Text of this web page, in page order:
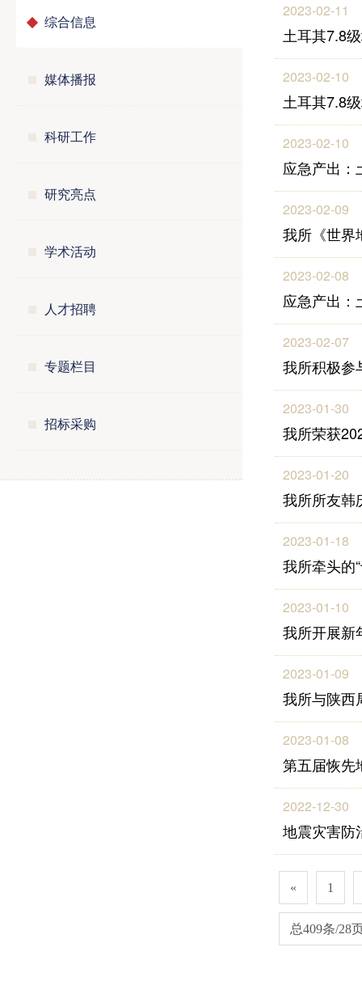
综合信息
媒体播报
科研工作
研究亮点
学术活动
人才招聘
专题栏目
招标采购
2023-02-11
土耳其7.8
2023-02-10
土耳其7.8
2023-02-10
应急产出：
2023-02-09
我所《世界
2023-02-08
应急产出：
2023-02-07
我所积极参
2023-01-30
我所荣获
2023-01-20
我所所友韩
2023-01-18
我所牵头的
2023-01-10
我所开展新
2023-01-09
我所与陕西
2023-01-08
第五届恢先
2022-12-30
地震灾害防
« 1
总409条/28